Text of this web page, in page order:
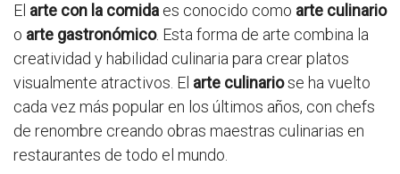
El arte con la comida es conocido como arte culinario
o arte gastronómico. Esta forma de arte combina la
creatividad y habilidad culinaria para crear platos
visualmente atractivos. El arte culinariose ha vuelto
cada vez más popular en los últimos años, con chefs
de renombre creando obras maestras culinarias en
restaurantes de todo el mundo.